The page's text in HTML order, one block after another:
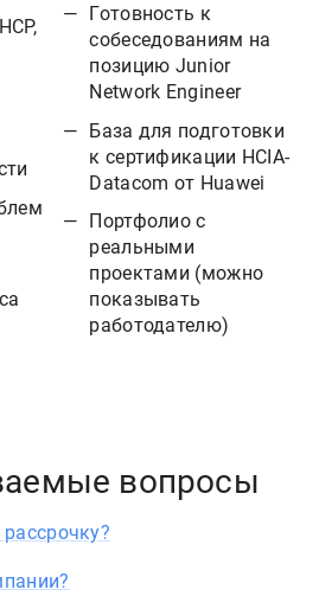
Готовность к
собеседованиям на
позицию Junior
Network Engineer
База для подготовки
к сертификации HCIA-
Datacom от Huawei
Портфолио с
реальными
проектами (можно
показывать
работодателю)
вопросы